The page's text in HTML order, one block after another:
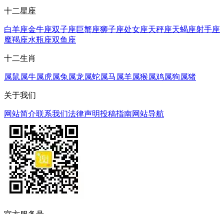
十二星座
白羊座金牛座双子座巨蟹座狮子座处女座天秤座天蝎座射手座
魔羯座水瓶座双鱼座
十二生肖
属鼠属牛属虎属兔属龙属蛇属马 属羊属猴属鸡属狗属猪
关于我们
网站简介联系我们法律声明投稿指南网站导航